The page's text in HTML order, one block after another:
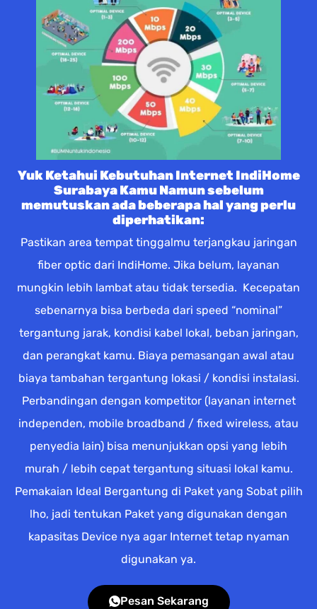
Yuk Ketahui Kebutuhan Internet IndiHome
Surabaya Kamu Namun sebelum
memutuskan ada beberapa hal yang perlu
diperhatikan:
Pastikan area tempat tinggalmu terjangkau jaringan
fiber optic dari IndiHome. Jika belum, layanan
mungkin lebih lambat atau tidak tersedia. Kecepatan
sebenarnya bisa berbeda dari speed “nominal”
tergantung jarak, kondisi kabel lokal, beban jaringan,
dan perangkat kamu. Biaya pemasangan awal atau
biaya tambahan tergantung lokasi / kondisi instalasi.
Perbandingan dengan kompetitor (layanan internet
independen, mobile broadband / fixed wireless, atau
penyedia lain) bisa menunjukkan opsi yang lebih
murah / lebih cepat tergantung situasi lokal kamu.
Pemakaian Ideal Bergantung di Paket yang Sobat pilih
lho, jadi tentukan Paket yang digunakan dengan
kapasitas Device nya agar Internet tetap nyaman
digunakan ya.
Pesan Sekarang